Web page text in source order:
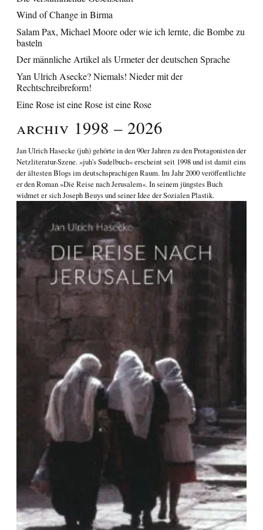
Wind of Change in Birma
Salam Pax, Michael Moore oder wie ich lernte, die Bombe zu
basteln
Der männliche Artikel als Urmeter der deutschen Sprache
Yan Ulrich Asecke? Niemals! Nieder mit der
Rechtschreibreform!
Eine Rose ist eine Rose ist eine Rose
Archiv 1998 – 2026
Jan Ulrich Hasecke (juh) gehörte in den 90er Jahren zu den Protagonisten der
Netzliteratur-Szene. »juh's Sudelbuch« erscheint seit 1998 und ist damit eins
der ältesten Blogs im deutschsprachigen Raum. Im Jahr 2000 veröffentlichte
er den Roman»Die Reise nach Jerusalem«. In seinem jüngstes Buch
widmet er sichJoseph Beuys und seiner Idee der Sozialen Plastik.